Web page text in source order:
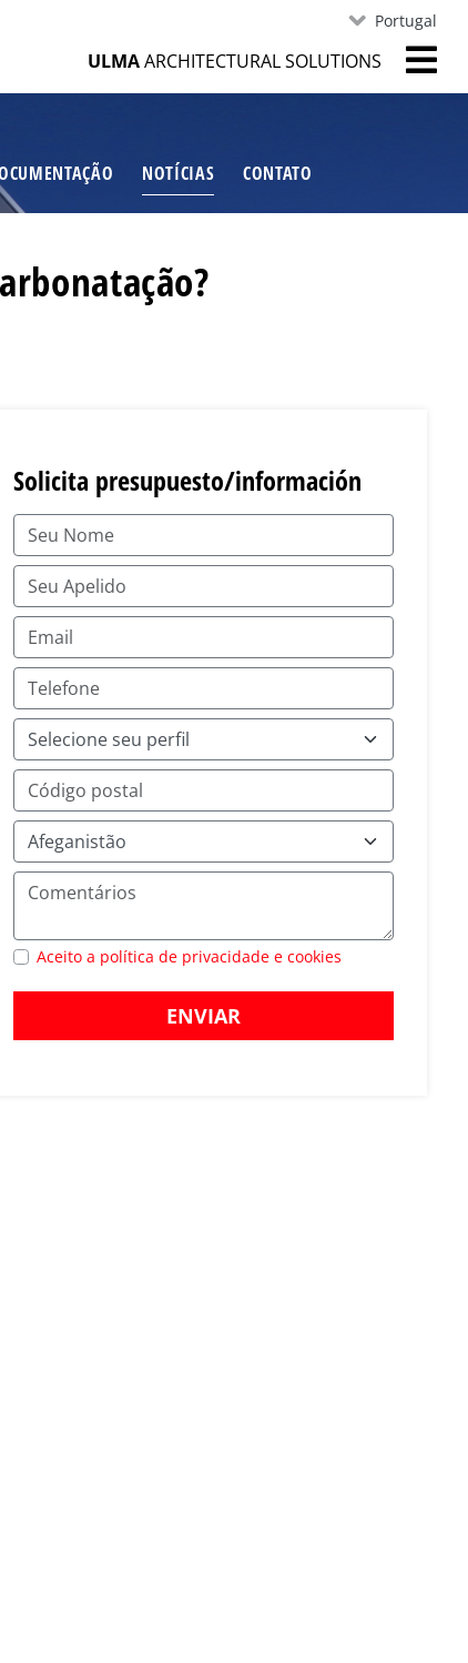
Portugal
ULMAARCHITECTURAL SOLUTIONS
NOTÍCIAS CONTATO
Solicita presupuesto/información
Aceito a política de privacidade e cookies
ENVIAR